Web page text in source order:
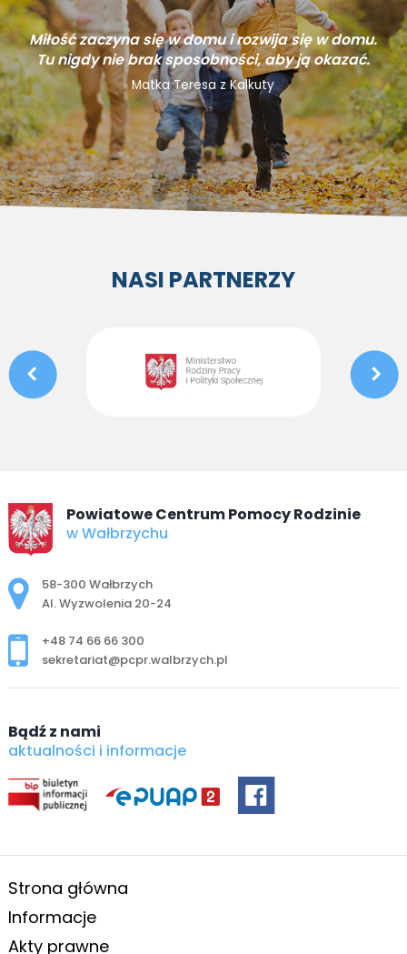
Miłość zaczyna się w domu i rozwija się w domu.
Tu nigdy nie brak sposobności, aby ją okazać.
Matka Teresa z Kalkuty
NASI PARTNERZY
Powiatowe Centrum Pomocy Rodzinie
w Wałbrzychu
Adres pocztowy:
58-300 Wałbrzych
Al. Wyzwolenia 20-24
+48 74 66 66 300
sekretariat@pcpr.walbrzych.pl
Bądź z nami
aktualności i informacje
Strona główna
Informacje
Akty prawne